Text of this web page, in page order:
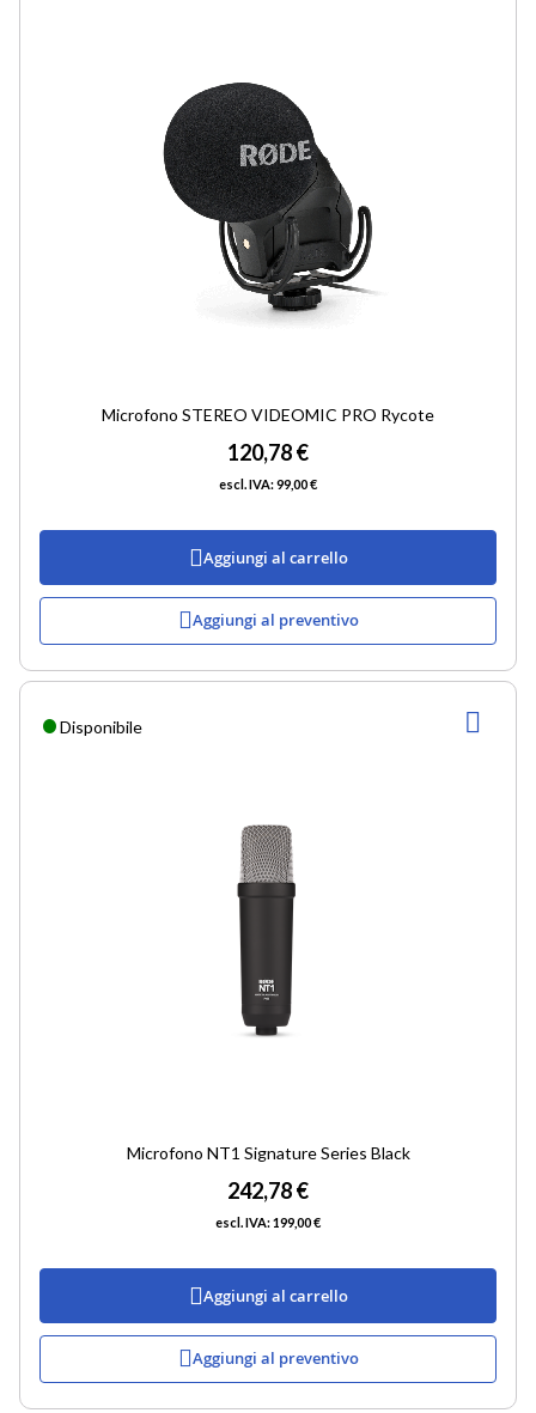
Microfono STEREO VIDEOMIC PRO Rycote
120,78 €
99,00 €
Aggiungi al carrello
Aggiungi al preventivo
Disponibile
Microfono NT1 Signature Series Black
242,78 €
199,00 €
Aggiungi al carrello
Aggiungi al preventivo